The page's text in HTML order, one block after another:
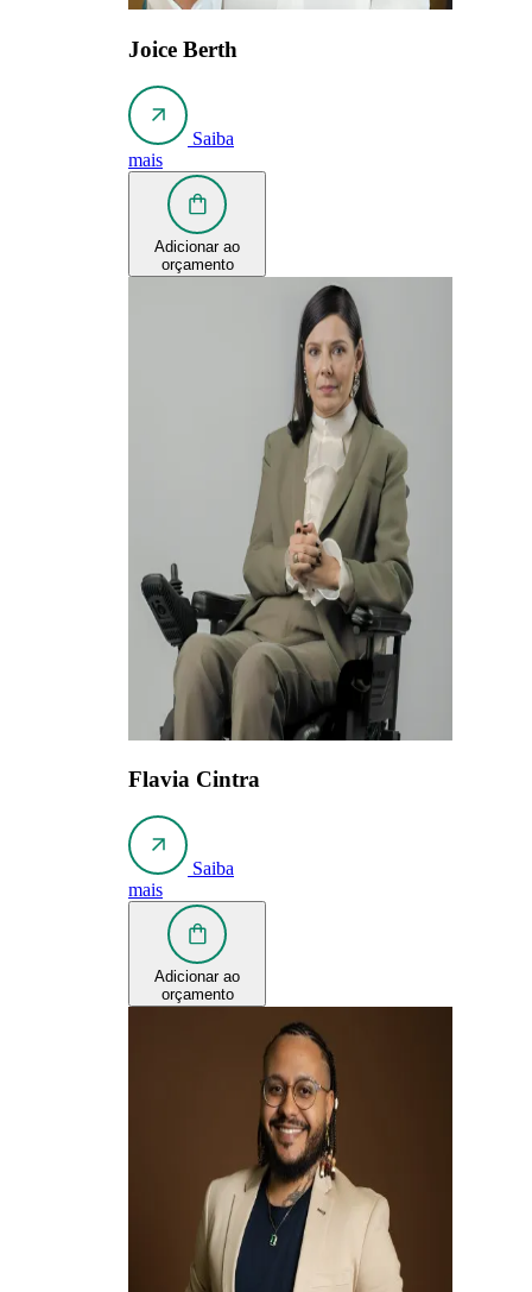
Joice Berth
Saiba
mais
Adicionar ao
orçamento
Flavia Cintra
Saiba
mais
Adicionar ao
orçamento